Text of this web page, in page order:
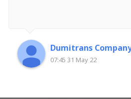
07:45 31 May 22